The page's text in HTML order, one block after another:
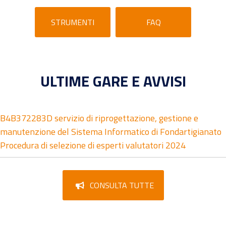
STRUMENTI FAQ
ULTIME GARE E AVVISI
B4B372283D servizio di riprogettazione, gestione e
manutenzione del Sistema Informatico di Fondartigianato
Procedura di selezione di esperti valutatori 2024
CONSULTA TUTTE